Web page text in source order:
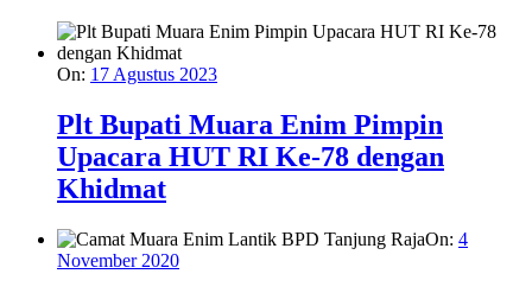
On: 17 Agustus 2023
Plt Bupati Muara Enim Pimpin
Upacara HUT RI Ke-78 dengan
Khidmat
On: 4
November 2020